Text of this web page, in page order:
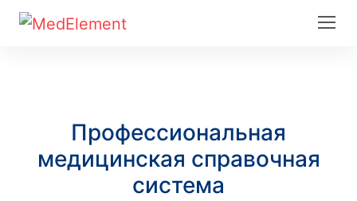
Профессиональная
медицинская справочная
система